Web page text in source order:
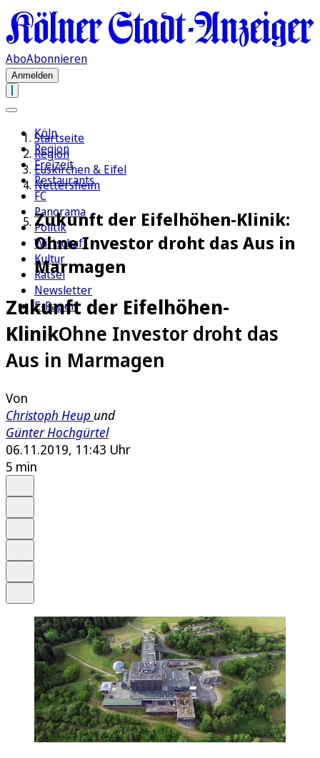
AboAbonnieren
Anmelden
Köln
Region
Freizeit
Restaurants
FC
Panorama
Politik
Wirtschaft
Kultur
Rätsel
Newsletter
E-Paper
Startseite
Region
Euskirchen & Eifel
Nettersheim
Zukunft der Eifelhöhen-Klinik:
Ohne Investor droht das Aus in
Marmagen
Zukunft der Eifelhöhen-
KlinikOhne Investor droht das
Aus in Marmagen
Von
Christoph Heup und
Günter Hochgürtel
06.11.2019, 11:43 Uhr
5 min